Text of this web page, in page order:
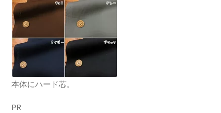
本体にハード芯。
PR